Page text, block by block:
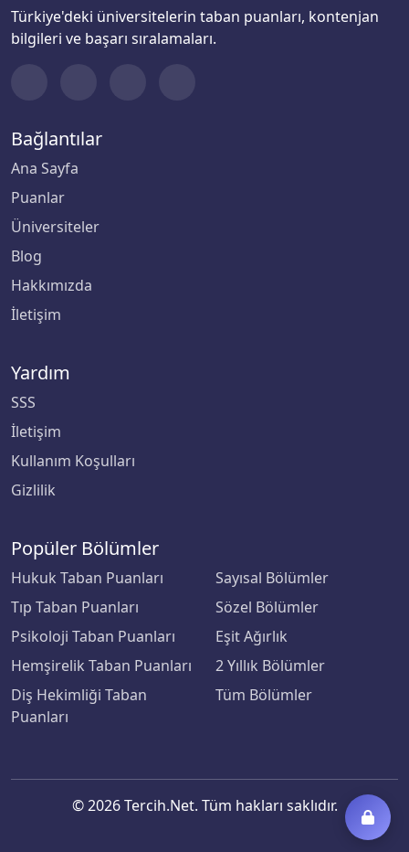
Türkiye'deki üniversitelerin taban puanları, kontenjan
bilgileri ve başarı sıralamaları.
Bağlantılar
Ana Sayfa
Puanlar
Üniversiteler
Blog
Hakkımızda
İletişim
Yardım
SSS
İletişim
Kullanım Koşulları
Gizlilik
Popüler Bölümler
Hukuk Taban Puanları
Tıp Taban Puanları
Psikoloji Taban Puanları
Hemşirelik Taban Puanları
Diş Hekimliği Taban
Puanları
Sayısal Bölümler
Sözel Bölümler
Eşit Ağırlık
2 Yıllık Bölümler
Tüm Bölümler
© 2026 Tercih.Net. Tüm hakları saklıdır.